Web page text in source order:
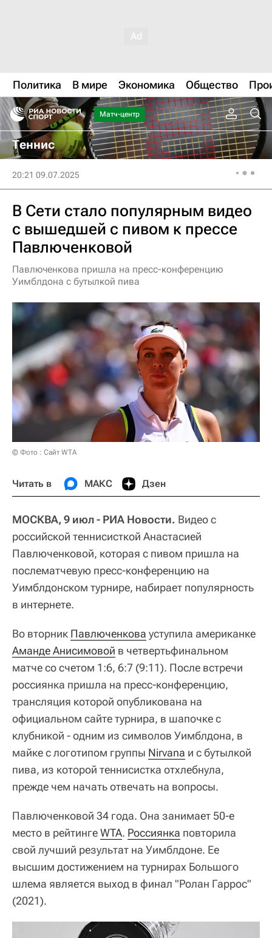
Политика В мире Экономика Общество
Матч-центр
Теннис
20:21 09.07.2025
В Сети стало популярным видео
с вышедшей с пивом к прессе
Павлюченковой
Павлюченкова пришла на пресс-конференцию
Уимблдона с бутылкой пива
© Фото : Сайт WTA
Читать в МАКС Дзен
МОСКВА, 9 июл - РИА Новости. Видео с
российской теннисисткой Анастасией
Павлюченковой, которая с пивом пришла на
послематчевую пресс-конференцию на
Уимблдонском турнире, набирает популярность
в интернете.
Во вторник Павлюченкова уступила американке
Аманде Анисимовой в четвертьфинальном
матче со счетом 1:6, 6:7 (9:11). После встречи
россиянка пришла на пресс-конференцию,
трансляция которой опубликована на
официальном сайте турнира, в шапочке с
клубникой - одним из символов Уимблдона, в
майке с логотипом группы Nirvana и с бутылкой
пива, из которой теннисистка отхлебнула,
прежде чем начать отвечать на вопросы.
Павлюченковой 34 года. Она занимает 50-е
место в рейтингеWTA. Россиянка повторила
свой лучший результат на Уимблдоне. Ее
высшим достижением на турнирах Большого
шлема является выход в финал "Ролан Гаррос"
(2021).